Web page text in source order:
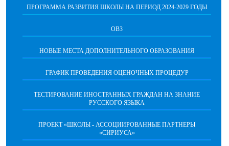
ПРОГРАММА РАЗВИТИЯ ШКОЛЫ НА ПЕРИОД 2024-2029 ГОДЫ
ОВЗ
НОВЫЕ МЕСТА ДОПОЛНИТЕЛЬНОГО ОБРАЗОВАНИЯ
ГРАФИК ПРОВЕДЕНИЯ ОЦЕНОЧНЫХ ПРОЦЕДУР
ТЕСТИРОВАНИЕ ИНОСТРАННЫХ ГРАЖДАН НА ЗНАНИЕ
РУССКОГО ЯЗЫКА
ПРОЕКТ «ШКОЛЫ - АССОЦИИРОВАННЫЕ ПАРТНЕРЫ
«СИРИУСА»